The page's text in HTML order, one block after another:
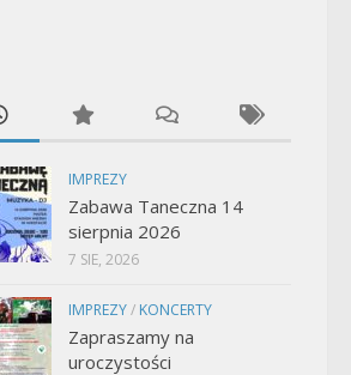
IMPREZY
Zabawa Taneczna 14
sierpnia 2026
7 SIE, 2026
IMPREZY/ KONCERTY
Zapraszamy na
uroczystości